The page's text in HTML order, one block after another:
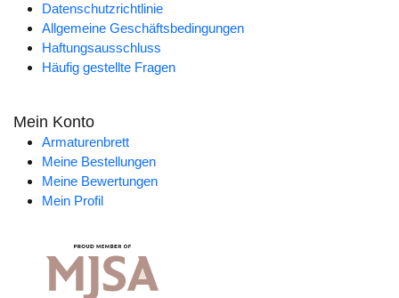
Datenschutzrichtlinie
Allgemeine Geschäftsbedingungen
Haftungsausschluss
Häufig gestellte Fragen
Mein Konto
Armaturenbrett
Meine Bestellungen
Meine Bewertungen
Mein Profil